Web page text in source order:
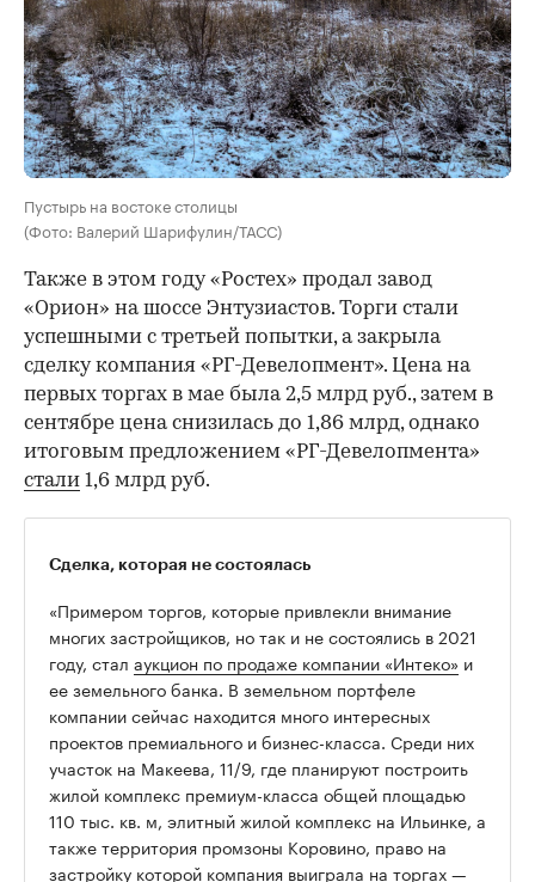
Пустырь на востоке столицы
(Фото: Валерий Шарифулин/ТАСС)
Также в этом году «Ростех» продал завод
«Орион» на шоссе Энтузиастов. Торги стали
успешными с третьей попытки, а закрыла
сделку компания «РГ-Девелопмент». Цена на
первых торгах в мае была 2,5 млрд руб., затем в
сентябре цена снизилась до 1,86 млрд, однако
итоговым предложением «РГ-Девелопмента»
стали 1,6 млрд руб.
Сделка, которая не состоялась
«Примером торгов, которые привлекли внимание
многих застройщиков, но так и не состоялись в 2021
году, стал аукцион по продаже компании «Интеко» и
ее земельного банка. В земельном портфеле
компании сейчас находится много интересных
проектов премиального и бизнес-класса. Среди них
участок на Макеева, 11/9, где планируют построить
жилой комплекс премиум-класса общей площадью
110 тыс. кв. м, элитный жилой комплекс на Ильинке, а
также территория промзоны Коровино, право на
застройку которой компания выиграла на торгах —